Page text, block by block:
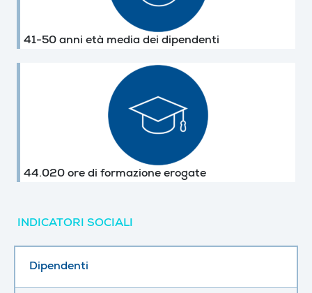
41-50 anni età media dei dipendenti
44.020 ore di formazione erogate
INDICATORI SOCIALI
Dipendenti